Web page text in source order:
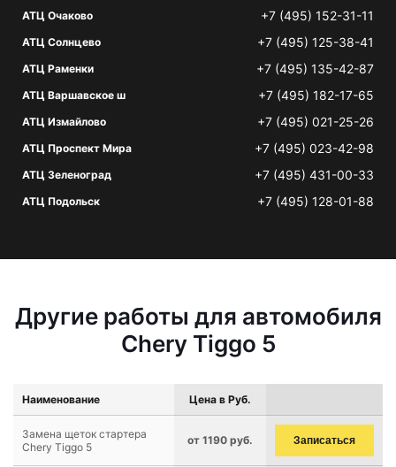
АТЦ Очаково +7 (495) 152-31-11
АТЦ Солнцево +7 (495) 125-38-41
АТЦ Раменки +7 (495) 135-42-87
АТЦ Варшавское ш +7 (495) 182-17-65
АТЦ Измайлово +7 (495) 021-25-26
АТЦ Проспект Мира +7 (495) 023-42-98
АТЦ Зеленоград +7 (495) 431-00-33
АТЦ Подольск +7 (495) 128-01-88
Другие работы для автомобиля
Chery Tiggo 5
Наименование Цена в Руб.
Замена щеток стартера
Chery Tiggo 5
от 1190 руб. Записаться